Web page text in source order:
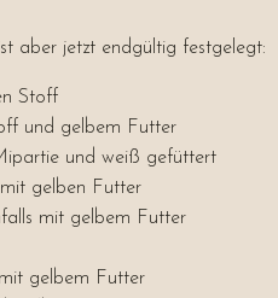
aber jetzt endgültig festgelegt:
Stoff
und gelbem Futter
und weiß gefüttert
gelben Futter
mit gelbem Futter
gelbem Futter